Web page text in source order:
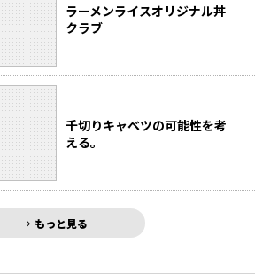
ラーメンライスオリジナル丼
クラブ
千切りキャベツの可能性を考
える。
もっと見る